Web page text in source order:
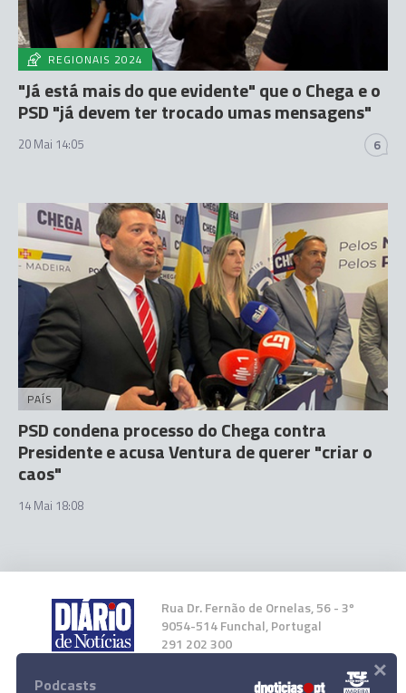
REGIONAIS 2024
"Já está mais do que evidente" que o Chega e o
PSD "já devem ter trocado umas mensagens"
20 Mai 14:05 6
PAÍS
PSD condena processo do Chega contra
Presidente e acusa Ventura de querer "criar o
caos"
14 Mai 18:08
Rua Dr. Fernão de Ornelas, 56 - 3º
9054-514 Funchal, Portugal
291 202 300
Instale a nossa App
Podcasts ×